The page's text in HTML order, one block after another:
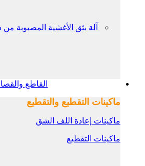
آلة بثق الأغشية المصبوبة من
القاطع
ماكينات التقطيع والتقطيع
ماكينات إعادة اللف الشق
ماكينات التقطيع